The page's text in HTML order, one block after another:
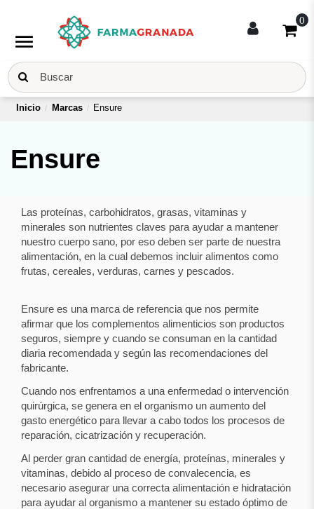
menu
0
Inicio Marcas Ensure
Ensure
Las proteínas, carbohidratos, grasas, vitaminas y
minerales son nutrientes claves para ayudar a mantener
nuestro cuerpo sano, por eso deben ser parte de nuestra
alimentación, en la cual debemos incluir alimentos como
frutas, cereales, verduras, carnes y pescados.
Ensure es una marca de referencia que nos permite
afirmar que los complementos alimenticios son productos
seguros, siempre y cuando se consuman en la cantidad
diaria recomendada y según las recomendaciones del
fabricante.
Cuando nos enfrentamos a una enfermedad o intervención
quirúrgica, se genera en el organismo un aumento del
gasto energético para llevar a cabo todos los procesos de
reparación, cicatrización y recuperación.
Al perder gran cantidad de energía, proteínas, minerales y
vitaminas, debido al proceso de convalecencia, es
necesario asegurar una correcta alimentación e hidratación
para ayudar al organismo a mantener su estado óptimo de